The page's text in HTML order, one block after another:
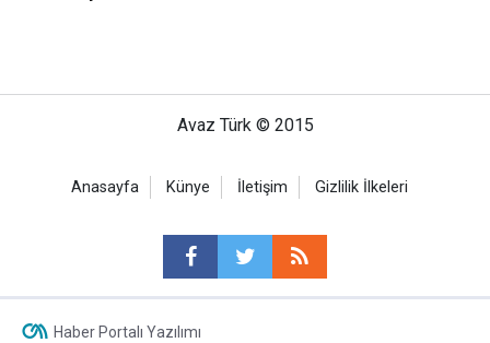
Avaz Türk © 2015
Anasayfa Künye İletişim Gizlilik İlkeleri
Haber Portalı Yazılımı